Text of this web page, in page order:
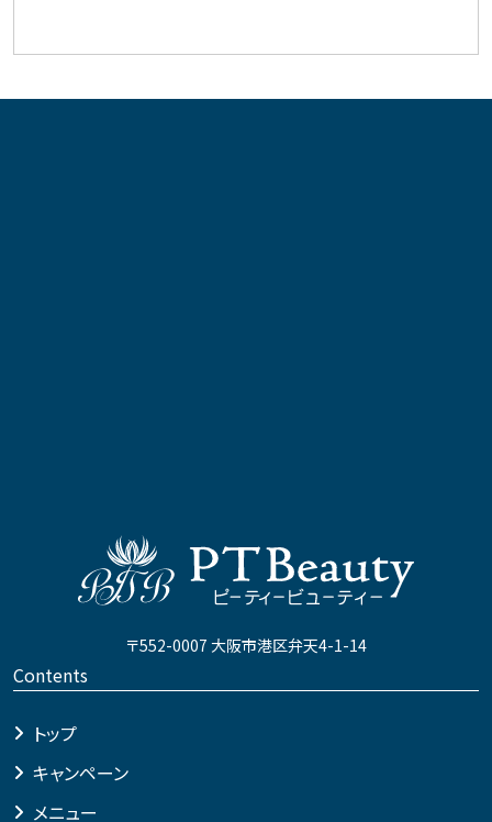
〒552-0007 大阪市港区弁天4-1-14
Contents
トップ
キャンペーン
メニュー